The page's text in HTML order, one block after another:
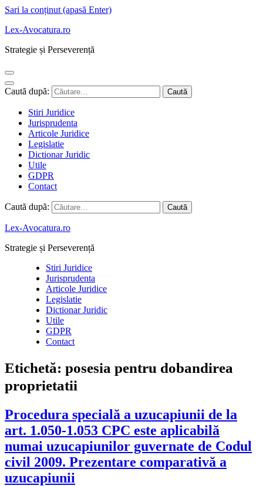
Sari la conținut (apasă Enter)
Lex-Avocatura.ro
Strategie și Perseverență
Caută după:
Stiri Juridice
Jurisprudenta
Articole Juridice
Legislatie
Dictionar Juridic
Utile
GDPR
Contact
Caută după:
Lex-Avocatura.ro
Strategie și Perseverență
Stiri Juridice
Jurisprudenta
Articole Juridice
Legislatie
Dictionar Juridic
Utile
GDPR
Contact
Etichetă: posesia pentru dobandirea
proprietatii
Procedura specială a uzucapiunii de la
art. 1.050-1.053 CPC este aplicabilă
numai uzucapiunilor guvernate de Codul
civil 2009. Prezentare comparativă a
uzucapiunii